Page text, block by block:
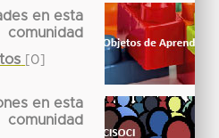
en esta
comunidad
[0]
en esta
comunidad